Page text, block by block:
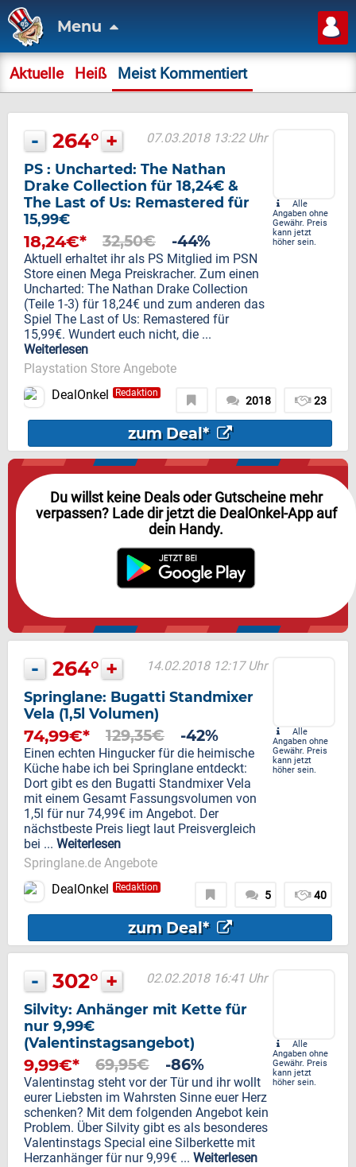
Menu
Aktuelle Heiß Meist Kommentiert
- 264° + 07.03.2018 13:22 Uhr
PS : Uncharted: The Nathan
Drake Collection für 18,24€ &
The Last of Us: Remastered für
15,99€
18,24€* 32,50€ -44%
Aktuell erhaltet ihr als PS Mitglied im PSN
Store einen Mega Preiskracher. Zum einen
Uncharted: The Nathan Drake Collection
(Teile 1-3) für 18,24€ und zum anderen das
Spiel The Last of Us: Remastered für
15,99€. Wundert euch nicht, die ...
Weiterlesen
Playstation Store Angebote
Alle
Angaben ohne
Gewähr. Preis
kann jetzt
höher sein.
DealOnkel Redaktion
2018 23
zum Deal*
Du willst keine Deals oder Gutscheine mehr
verpassen? Lade dir jetzt die DealOnkel-App auf
dein Handy.
- 264° + 14.02.2018 12:17 Uhr
Springlane: Bugatti Standmixer
Vela (1,5l Volumen)
74,99€* 129,35€ -42%
Einen echten Hingucker für die heimische
Küche habe ich bei Springlane entdeckt:
Dort gibt es den Bugatti Standmixer Vela
mit einem Gesamt Fassungsvolumen von
1,5l für nur 74,99€ im Angebot. Der
nächstbeste Preis liegt laut Preisvergleich
bei ... Weiterlesen
Springlane.de Angebote
Alle
Angaben ohne
Gewähr. Preis
kann jetzt
höher sein.
DealOnkel Redaktion
5 40
zum Deal*
- 302° + 02.02.2018 16:41 Uhr
Silvity: Anhänger mit Kette für
nur 9,99€
(Valentinstagsangebot)
9,99€* 69,95€ -86%
Valentinstag steht vor der Tür und ihr wollt
eurer Liebsten im Wahrsten Sinne euer Herz
schenken? Mit dem folgenden Angebot kein
Problem. Über Silvity gibt es als besonderes
Valentinstags Special eine Silberkette mit
Herzanhänger für nur 9,99€ ... Weiterlesen
Alle
Angaben ohne
Gewähr. Preis
kann jetzt
höher sein.